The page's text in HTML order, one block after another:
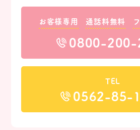
お客様専用 通話料無料
0800-200-
TEL
0562-85-